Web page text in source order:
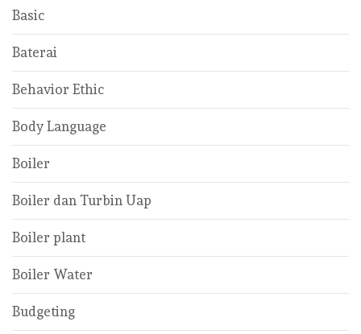
Basic
Baterai
Behavior Ethic
Body Language
Boiler
Boiler dan Turbin Uap
Boiler plant
Boiler Water
Budgeting